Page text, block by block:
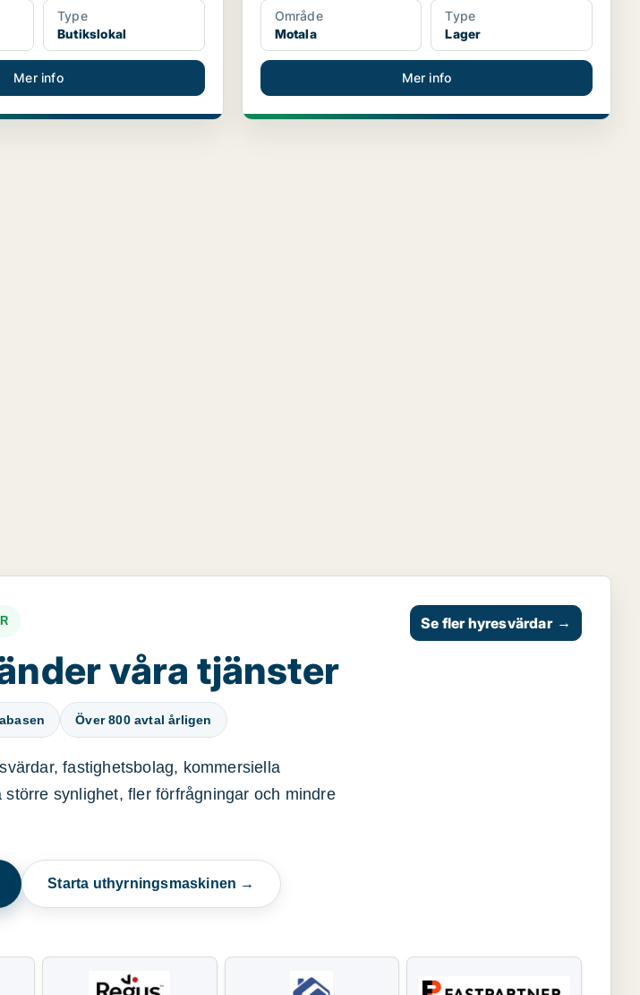
Type
Butikslokal
Mer info
Område
Motala
Type
Lager
Mer info
våra tjänster
Över 800 avtal årligen
fastighetsbolag, kommersiella
synlighet, fler förfrågningar och mindre
Starta uthyrningsmaskinen →
Se fler hyresvärdar →